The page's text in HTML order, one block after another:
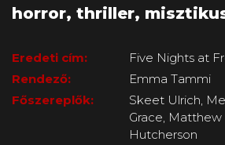
horror, thriller, misztikus
Eredeti cím:
Five Nights at
Rendező:
Emma Tammi
Főszereplők:
Skeet Ulrich,
Grace, Matthew
Hutcherson